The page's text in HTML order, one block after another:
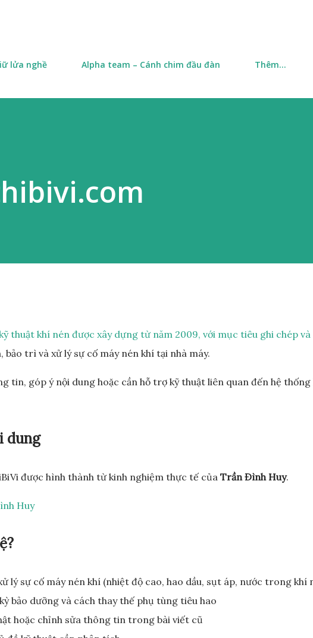
lửa nghề
Alpha team – Cánh chim đầu đàn Thêm…
thuật khí nén được xây dựng từ năm 2009, với mục tiêu ghi chép
bảo trì và xử lý sự cố máy nén khí tại nhà máy.
tin, góp ý nội dung hoặc cần hỗ trợ kỹ thuật liên quan đến hệ
dung
được hình thành từ kinh nghiệm thực tế của Trần Đình Huy.
Huy
lý sự cố máy nén khí (nhiệt độ cao, hao dầu, sụt áp, nước trong khí
bảo dưỡng và cách thay thế phụ tùng tiêu hao
hoặc chỉnh sửa thông tin trong bài viết cũ